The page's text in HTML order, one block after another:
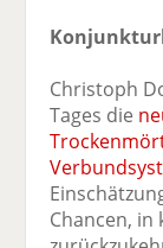
Christoph
Tages die
Chancen, in